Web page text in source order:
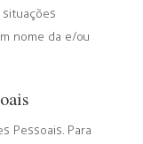
nome da e/ou
Pessoais. Para